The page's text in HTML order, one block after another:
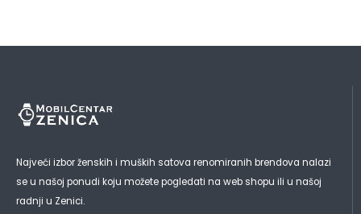
Najveći izbor ženskih i muških satova renomiranih brendova nalazi
se u našoj ponudi koju možete pogledati na web shopu ili u našoj
radnji u Zenici.